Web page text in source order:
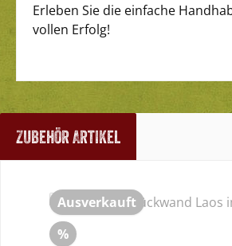
Erleben Sie die einfache
vollen Erfolg!
Zubehör Artikel
Produktgalerie überspringen
Ausverkauft
%Rabatt